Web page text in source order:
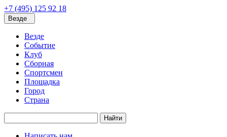
+7 (495) 125 92 18
Везде
Везде
Событие
Клуб
Сборная
Спортсмен
Площадка
Город
Страна
Найти